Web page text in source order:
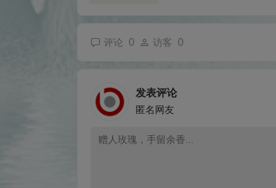
评论 0 访客 0
发表评论
匿名网友